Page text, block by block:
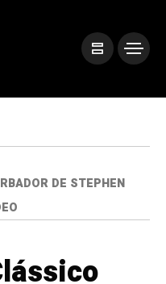
DE STEPHEN